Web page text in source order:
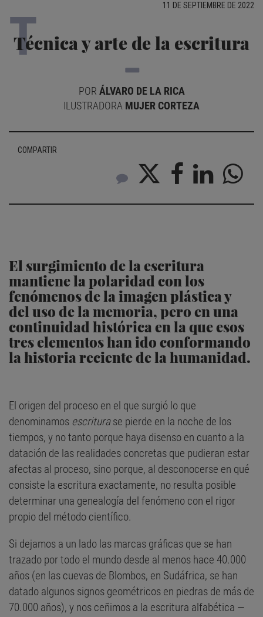
11 DE SEPTIEMBRE DE 2022
T
Técnica y arte de la escritura
POR ÁLVARO DE LA RICA
ILUSTRADORA MUJER CORTEZA
COMPARTIR
El surgimiento de la escritura
mantiene la polaridad con los
fenómenos de la imagen plástica y
del uso de la memoria, pero en una
continuidad histórica en la que esos
tres elementos han ido conformando
la historia reciente de la humanidad.
El origen del proceso en el que surgió lo que
denominamos escriturase pierde en la noche de los
tiempos, y no tanto porque haya disenso en cuanto a la
datación de las realidades concretas que pudieran estar
afectas al proceso, sino porque, al desconocerse en qué
consiste la escritura exactamente, no resulta posible
determinar una genealogía del fenómeno con el rigor
propio del método científico.
Si dejamos a un lado las marcas gráficas que se han
trazado por todo el mundo desde al menos hace 40.000
años (en las cuevas de Blombos, en Sudáfrica, se han
datado algunos signos geométricos en piedras de más de
70.000 años), y nos ceñimos a la escritura alfabética —